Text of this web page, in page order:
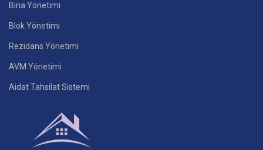
Bina Yönetimi
Blok Yönetimi
Rezidans Yönetimi
AVM Yönetimi
Aidat Tahsilat Sistemi